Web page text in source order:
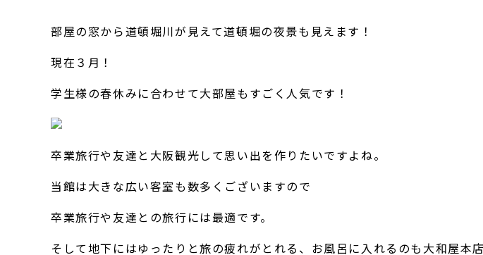
部屋の窓から道頓堀川が見えて道頓堀の夜景も見えます！
現在３月！
学生様の春休みに合わせて大部屋もすごく人気です！
卒業旅行や友達と大阪観光して思い出を作りたいですよね。
当館は大きな広い客室も数多くございますので
卒業旅行や友達との旅行には最適です。
そして地下にはゆったりと旅の疲れがとれる、お風呂に入れるのも大和屋本